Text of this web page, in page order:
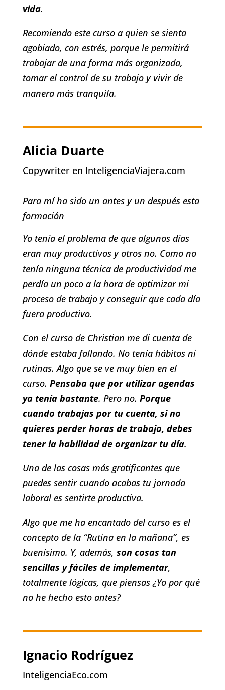
vida.
Recomiendo este curso a quien se sienta
agobiado, con estrés, porque le permitirá
trabajar de una forma más organizada,
tomar el control de su trabajo y vivir de
manera más tranquila.
Alicia Duarte
Copywriter en InteligenciaViajera.com
Para mí ha sido un antes y un después esta
formación
Yo tenía el problema de que algunos días
eran muy productivos y otros no. Como no
tenía ninguna técnica de productividad me
perdía un poco a la hora de optimizar mi
proceso de trabajo y conseguir que cada día
fuera productivo.
Con el curso de Christian me di cuenta de
dónde estaba fallando. No tenía hábitos ni
rutinas. Algo que se ve muy bien en el
curso. Pensaba que por utilizar agendas
ya tenía bastante. Pero no. Porque
cuando trabajas por tu cuenta, si no
quieres perder horas de trabajo, debes
tener la habilidad de organizar tu día.
Una de las cosas más gratificantes que
puedes sentir cuando acabas tu jornada
laboral es sentirte productiva.
Algo que me ha encantado del curso es el
concepto de la “Rutina en la mañana”, es
buenísimo. Y, además, son cosas tan
sencillas y fáciles de implementar,
totalmente lógicas, que piensas ¿Yo por qué
no he hecho esto antes?
Ignacio Rodríguez
InteligenciaEco.com